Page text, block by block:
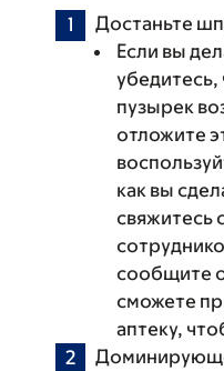
Достаньте
Если вы
убедитесь,
пузырек
отложите
как вы
свяжитесь
сообщите
сможете
аптеку,